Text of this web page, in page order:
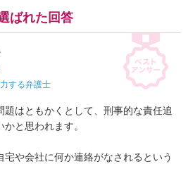
ばれた回答
する弁護士
題はともかくとして、刑事的な責任追
と思われます。
や会社に何か連絡がなされるという